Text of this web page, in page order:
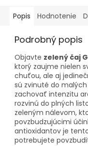
Popis Hodnotenie
Podrobný popis
Objavte zelený čaj
ktorý zaujme nielen
chuťou, ale aj
sú zvinuté do
zachovať intenzitu
rozvinú do plných
zeleným nálevom,
povzbudzujúcimi
antioxidantov je
potrebujete